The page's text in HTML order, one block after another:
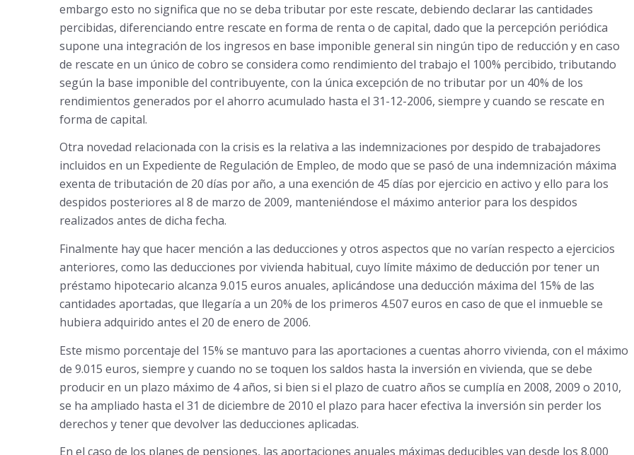
embargo esto no significa que no se deba tributar por este rescate, debiendo declarar las cantidades
percibidas, diferenciando entre rescate en forma de renta o de capital, dado que la percepción periódica
supone una integración de los ingresos en base imponible general sin ningún tipo de reducción y en caso
de rescate en un único de cobro se considera como rendimiento del trabajo el 100% percibido, tributando
según la base imponible del contribuyente, con la única excepción de no tributar por un 40% de los
rendimientos generados por el ahorro acumulado hasta el 31-12-2006, siempre y cuando se rescate en
forma de capital.
Otra novedad relacionada con la crisis es la relativa a las indemnizaciones por despido de trabajadores
incluidos en un Expediente de Regulación de Empleo, de modo que se pasó de una indemnización máxima
exenta de tributación de 20 días por año, a una exención de 45 días por ejercicio en activo y ello para los
despidos posteriores al 8 de marzo de 2009, manteniéndose el máximo anterior para los despidos
realizados antes de dicha fecha.
Finalmente hay que hacer mención a las deducciones y otros aspectos que no varían respecto a ejercicios
anteriores, como las deducciones por vivienda habitual, cuyo límite máximo de deducción por tener un
préstamo hipotecario alcanza 9.015 euros anuales, aplicándose una deducción máxima del 15% de las
cantidades aportadas, que llegaría a un 20% de los primeros 4.507 euros en caso de que el inmueble se
hubiera adquirido antes el 20 de enero de 2006.
Este mismo porcentaje del 15% se mantuvo para las aportaciones a cuentas ahorro vivienda, con el máximo
de 9.015 euros, siempre y cuando no se toquen los saldos hasta la inversión en vivienda, que se debe
producir en un plazo máximo de 4 años, si bien si el plazo de cuatro años se cumplía en 2008, 2009 o 2010,
se ha ampliado hasta el 31 de diciembre de 2010 el plazo para hacer efectiva la inversión sin perder los
derechos y tener que devolver las deducciones aplicadas.
En el caso de los planes de pensiones, las aportaciones anuales máximas deducibles van desde los 8.000